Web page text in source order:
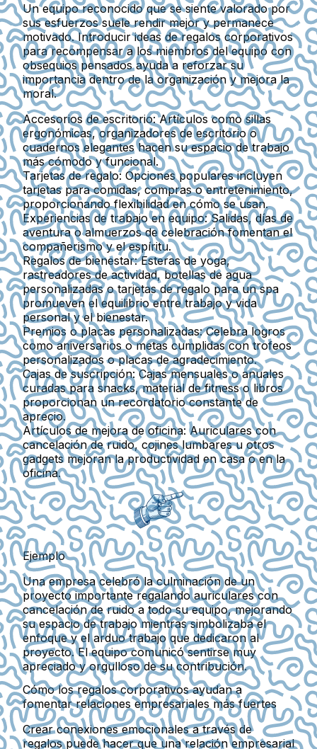
Un equipo reconocido que se siente valorado por
sus esfuerzos suele rendir mejor y permanece
motivado. Introducir ideas de regalos corporativos
para recompensar a los miembros del equipo con
obsequios pensados ayuda a reforzar su
importancia dentro de la organización y mejora la
moral.
Accesorios de escritorio: Artículos como sillas
ergonómicas, organizadores de escritorio o
cuadernos elegantes hacen su espacio de trabajo
más cómodo y funcional.
Tarjetas de regalo: Opciones populares incluyen
tarjetas para comidas, compras o entretenimiento,
proporcionando flexibilidad en cómo se usan.
Experiencias de trabajo en equipo: Salidas, días de
aventura o almuerzos de celebración fomentan el
compañerismo y el espíritu.
Regalos de bienestar: Esteras de yoga,
rastreadores de actividad, botellas de agua
personalizadas o tarjetas de regalo para un spa
promueven el equilibrio entre trabajo y vida
personal y el bienestar.
Premios o placas personalizadas: Celebra logros
como aniversarios o metas cumplidas con trofeos
personalizados o placas de agradecimiento.
Cajas de suscripción: Cajas mensuales o anuales
curadas para snacks, material de fitness o libros
proporcionan un recordatorio constante de
aprecio.
Artículos de mejora de oficina: Auriculares con
cancelación de ruido, cojines lumbares u otros
gadgets mejoran la productividad en casa o en la
oficina.
Ejemplo
Una empresa celebró la culminación de un
proyecto importante regalando auriculares con
cancelación de ruido a todo su equipo, mejorando
su espacio de trabajo mientras simbolizaba el
enfoque y el arduo trabajo que dedicaron al
proyecto. El equipo comunicó sentirse muy
apreciado y orgulloso de su contribución.
Cómo los regalos corporativos ayudan a
fomentar relaciones empresariales más fuertes
Crear conexiones emocionales a través de
regalos puede hacer que una relación empresarial